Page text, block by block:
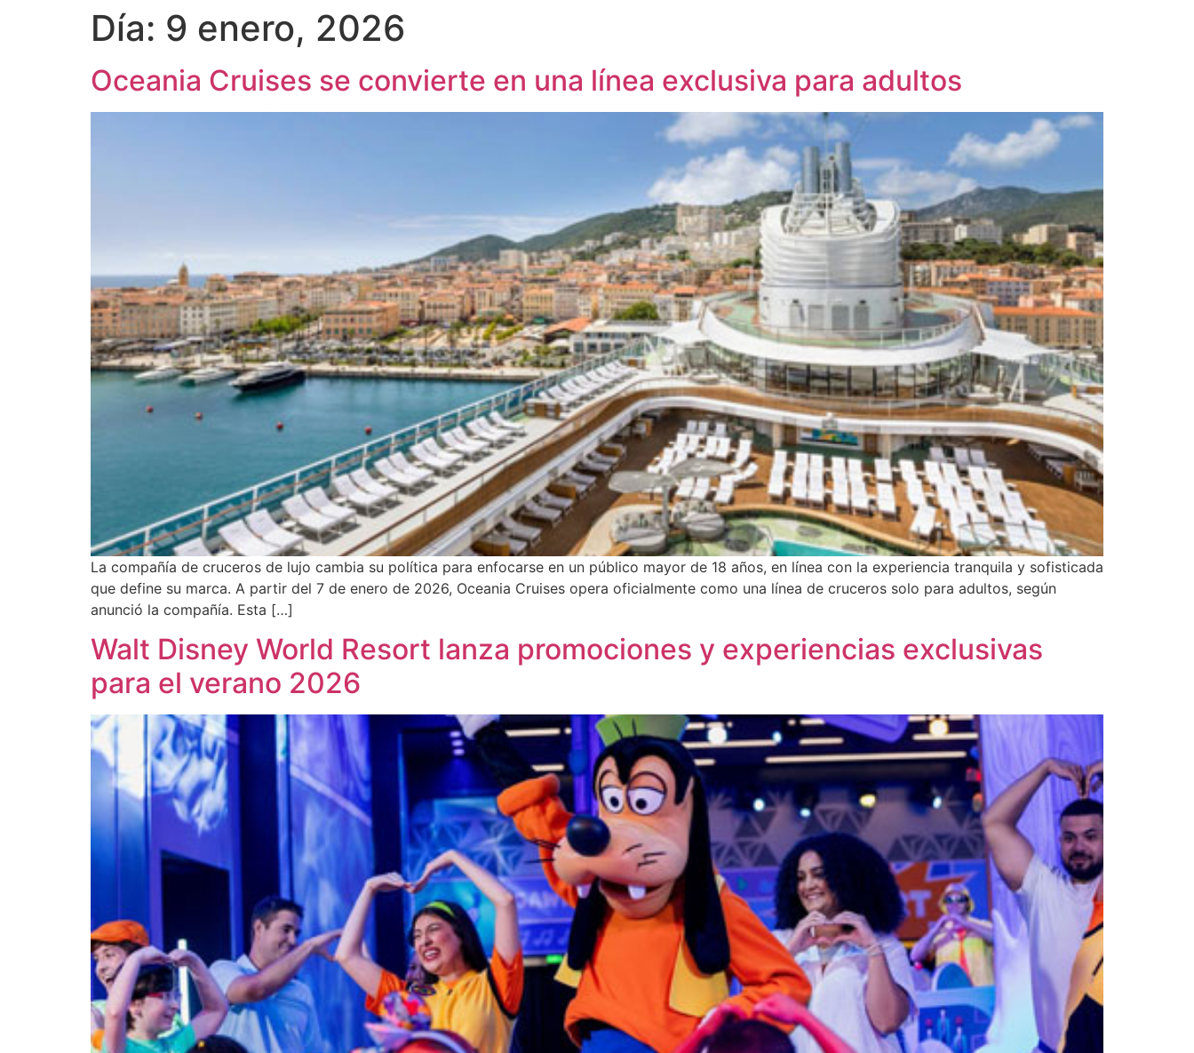
Día: 9 enero, 2026
Oceania Cruises se convierte en una línea exclusiva para adultos
La compañía de cruceros de lujo cambia su política para enfocarse en un público mayor de 18 años, en línea con la experiencia tranquila y sofisticada
que define su marca. A partir del 7 de enero de 2026, Oceania Cruises opera oficialmente como una línea de cruceros solo para adultos, según
anunció la compañía. Esta […]
Walt Disney World Resort lanza promociones y experiencias exclusivas
para el verano 2026